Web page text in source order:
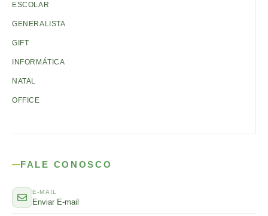
ESCOLAR
GENERALISTA
GIFT
INFORMÁTICA
NATAL
OFFICE
FALE CONOSCO
E-MAIL
Enviar E-mail